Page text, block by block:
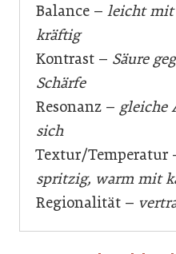
Balance – leicht
kräftig
Kontrast – Säure
Schärfe
Resonanz – gleiche
sich
Textur/Temperatur
spritzig, warm mit
Regionalität –